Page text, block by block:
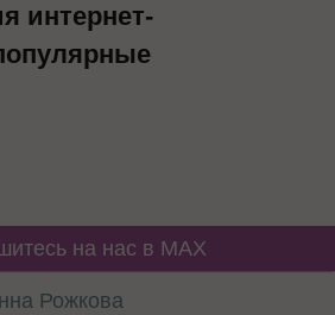
интернет-
на нас в MAX
Рожкова